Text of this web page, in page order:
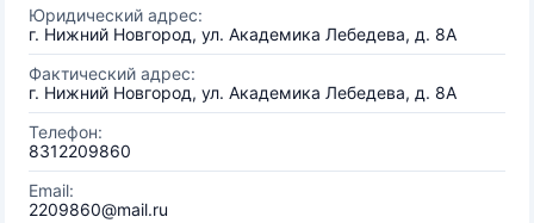
Юридический адрес:
г. Нижний Новгород, ул. Академика Лебедева, д. 8А
Фактический адрес:
г. Нижний Новгород, ул. Академика Лебедева, д. 8А
Телефон:
8312209860
Email:
2209860@mail.ru